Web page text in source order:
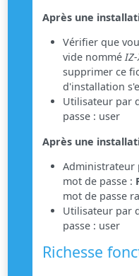
Après une
Vérifier que
vide nommé
supprimer ce
d'installation
Utilisateur par
passe : user
Après une
Administrateur
mot de passe :
mot de passe
Utilisateur par
passe : user
Richesse